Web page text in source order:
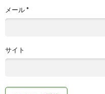
メール*
サイト